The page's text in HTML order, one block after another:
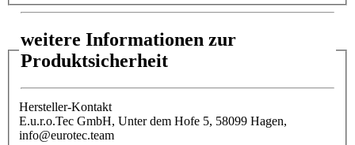
weitere Informationen zur
Produktsicherheit
Hersteller-Kontakt
E.u.r.o.Tec GmbH, Unter dem Hofe 5, 58099 Hagen,
info@eurotec.team